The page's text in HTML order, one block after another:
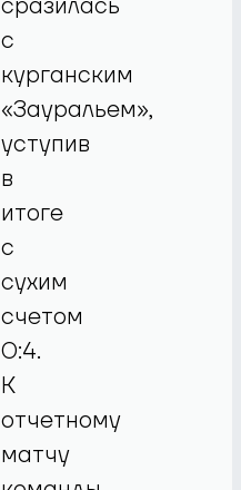
сразилась
с
курганским
«Зауральем»,
уступив
в
итоге
с
сухим
счетом
0:4.
К
отчетному
матчу